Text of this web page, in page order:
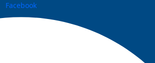
Facebook